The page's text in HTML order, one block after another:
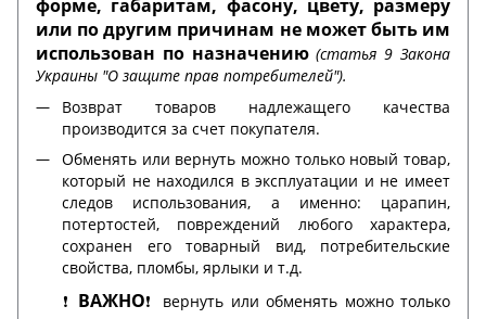
форме, габаритам, фасону, цвету, размеру
или по другим причинам не может быть им
использован по назначению(статья 9 Закона
Украины "О защите прав потребителей").
Возврат товаров надлежащего качества
производится за счет покупателя.
Обменять или вернуть можно только новый товар,
который не находился в эксплуатации и не имеет
следов использования, а именно: царапин,
потертостей, повреждений любого характера,
сохранен его товарный вид, потребительские
свойства, пломбы, ярлыки и т.д.
❗️ ВАЖНО❗️ вернуть или обменять можно только